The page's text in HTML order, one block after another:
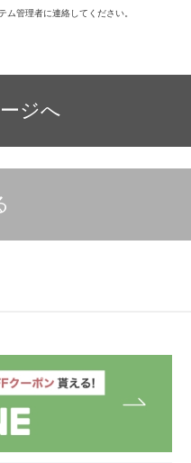
ム管理者に連絡してください。
ジへ